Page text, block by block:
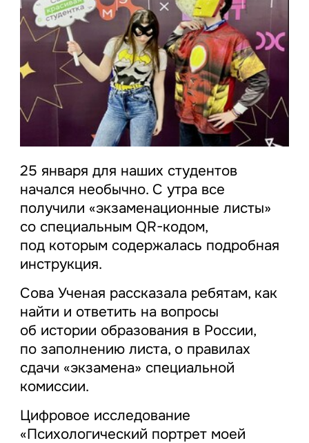
25 января для наших студентов
начался необычно. С утра все
получили «экзаменационные листы»
со специальным QR-кодом,
под которым содержалась подробная
инструкция.
Сова Ученая рассказала ребятам, как
найти и ответить на вопросы
об истории образования в России,
по заполнению листа, о правилах
сдачи «экзамена» специальной
комиссии.
Цифровое исследование
«Психологический портрет моей